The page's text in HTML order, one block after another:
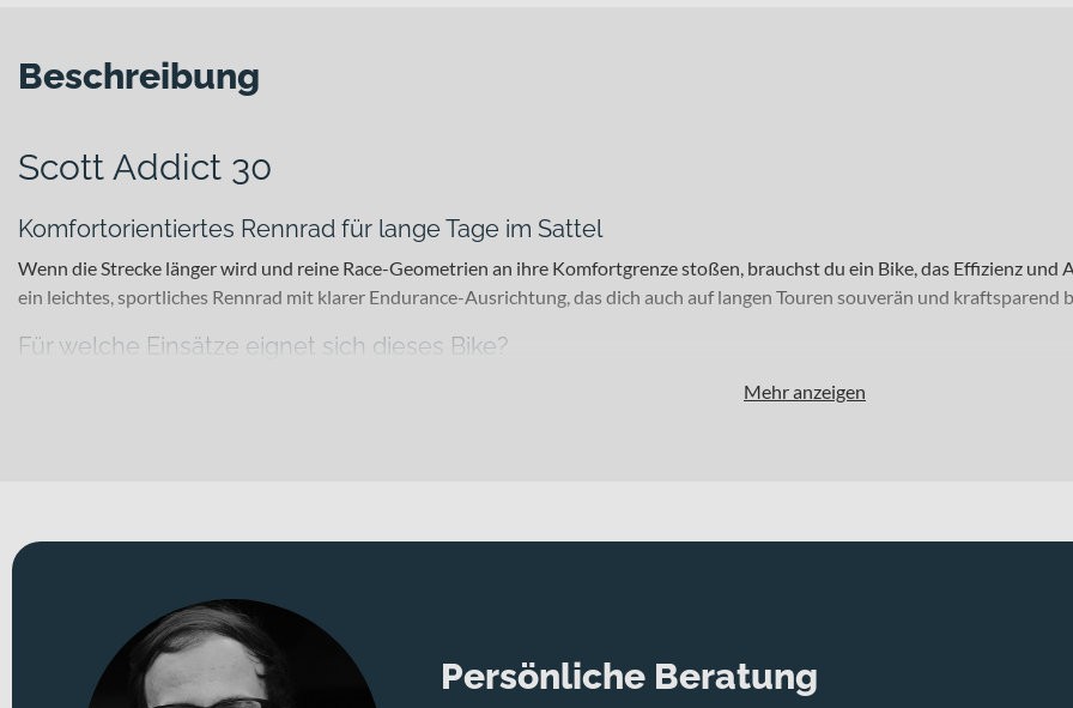
Beschreibung
Scott Addict 30
Komfortorientiertes Rennrad für lange Tage im Sattel
Wenn die Strecke länger wird und reine Race-Geometrien an ihre Komfortgrenze stoßen, brauchst du ein Bike, das Effizienz
ein leichtes, sportliches Rennrad mit klarer Endurance-Ausrichtung, das dich auch auf langen Touren souverän und kraftsparend
Für welche Einsätze eignet sich dieses Bike?
Dieses Modell richtet sich an Langstreckenfahrerinnen und -fahrer, ambitionierte Hobby-Sportler sowie alle, die ein
Geschaltet wird mit der bewährten Shimano 105 aus der R7000-Serie in einer 2x11-fach Ausführung. Das System steht für
Übersetzungsbandbreite, mit der du sowohl schnelle Flachpassagen als auch anspruchsvolle Anstiege souverän meisterst.
kraftvolle und gut dosierbare Bremsleistung – auch bei Nässe oder auf langen Abfahrten bleibst du jederzeit sicher in Kontrolle.
Mehr anzeigen
Persönliche Beratung